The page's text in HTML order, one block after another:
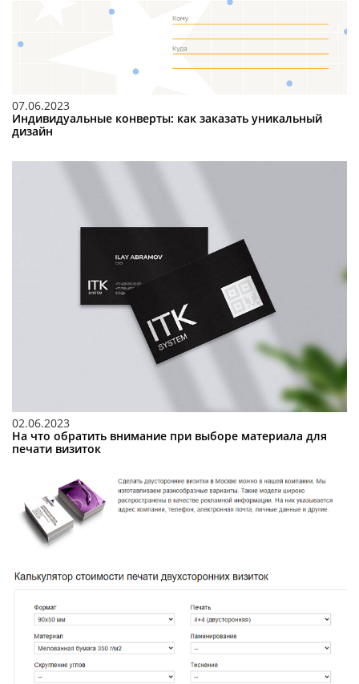
07.06.2023
Индивидуальные конверты: как заказать уникальный
дизайн
02.06.2023
На что обратить внимание при выборе материала для
печати визиток